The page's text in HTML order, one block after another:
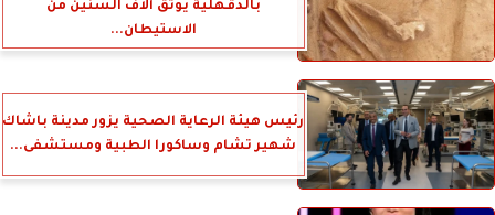
بالدقهلية يوثق آلاف السنين من
الاستيطان...
رئيس هيئة الرعاية الصحية يزور مدينة باشاك
شهير تشام وساكورا الطبية ومستشفى...